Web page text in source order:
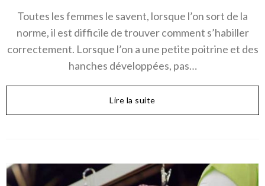
Toutes les femmes le savent, lorsque l’on sort de la
norme, il est difficile de trouver comment s’habiller
correctement. Lorsque l’on a une petite poitrine et des
hanches développées, pas…
Lire la suite